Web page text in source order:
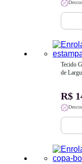
Tecido
de
R$